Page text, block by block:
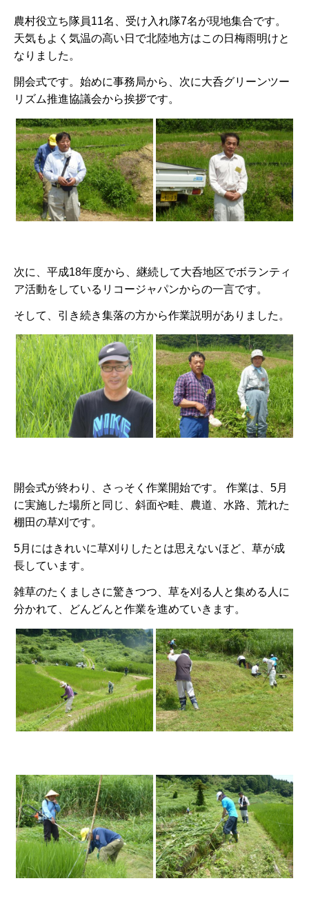
農村役立ち隊員11名、受け入れ隊7名が現地集合です。
天気もよく気温の高い日で北陸地方はこの日梅雨明けと
なりました。
開会式です。始めに事務局から、次に大呑グリーンツー
リズム推進協議会から挨拶です。
次に、平成18年度から、継続して大呑地区でボランティ
ア活動をしているリコージャパンからの一言です。
そして、引き続き集落の方から作業説明がありました。
開会式が終わり、さっそく作業開始です。 作業は、5月
に実施した場所と同じ、斜面や畦、農道、水路、荒れた
棚田の草刈です。
5月にはきれいに草刈りしたとは思えないほど、草が成
長しています。
雑草のたくましさに驚きつつ、草を刈る人と集める人に
分かれて、どんどんと作業を進めていきます。